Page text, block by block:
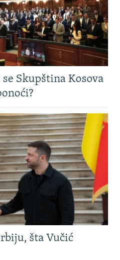
se Skupština Kosova
šta Vučić